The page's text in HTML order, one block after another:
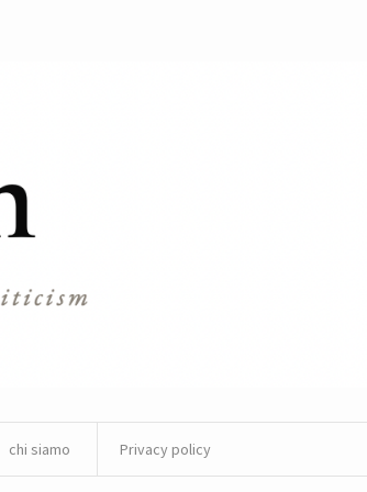
chi siamo Privacy policy